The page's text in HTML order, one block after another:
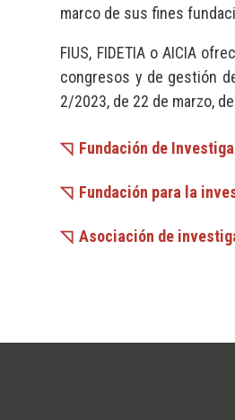
marco de sus fines
FIUS, FIDETIA o AICIA
congresos y de gestión
2/2023, de 22 de marzo,
Fundación de
Fundación para la
Asociación de